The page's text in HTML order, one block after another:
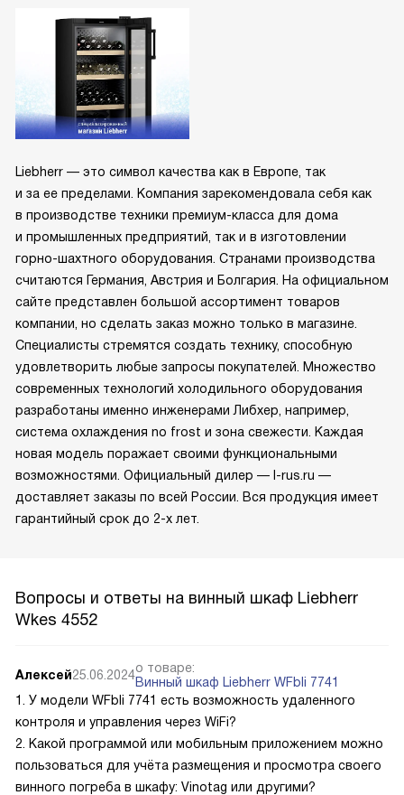
Liebherr — это символ качества как в Европе, так
и за ее пределами. Компания зарекомендовала себя как
в производстве техники премиум-класса для дома
и промышленных предприятий, так и в изготовлении
горно-шахтного оборудования. Странами производства
считаются Германия, Австрия и Болгария. На официальном
сайте представлен большой ассортимент товаров
компании, но сделать заказ можно только в магазине.
Специалисты стремятся создать технику, способную
удовлетворить любые запросы покупателей. Множество
современных технологий холодильного оборудования
разработаны именно инженерами Либхер, например,
система охлаждения no frost и зона свежести. Каждая
новая модель поражает своими функциональными
возможностями. Официальный дилер — l-rus.ru —
доставляет заказы по всей России. Вся продукция имеет
гарантийный срок до 2-х лет.
Вопросы и ответы на винный шкаф Liebherr
Wkes 4552
Алексей25.06.2024о товаре:
Винный шкаф Liebherr WFbli 7741
1. У модели WFbli 7741 есть возможность удаленного
контроля и управления через WiFi?
2. Какой программой или мобильным приложением можно
пользоваться для учёта размещения и просмотра своего
винного погреба в шкафу: Vinotag или другими?